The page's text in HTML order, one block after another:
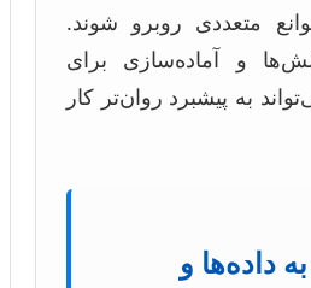
متعددی روبرو شوند.
و آماده‌سازی برای
به پیشبرد روان‌تر کار
داده‌ها و